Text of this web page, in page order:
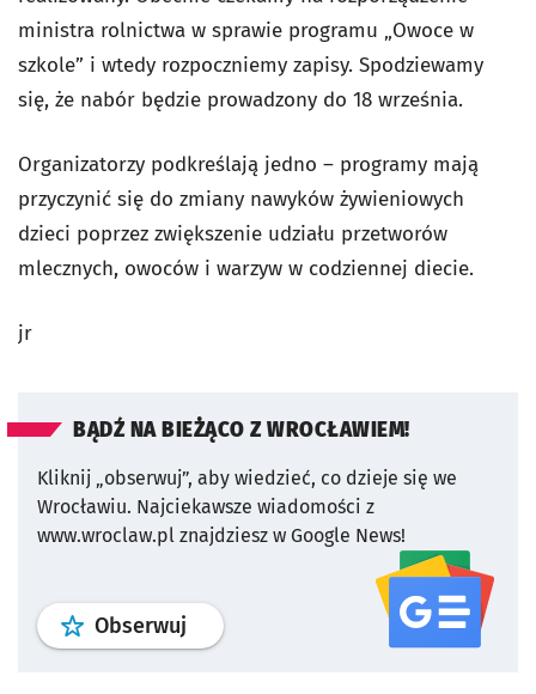
ministra rolnictwa w sprawie programu „Owoce w
szkole” i wtedy rozpoczniemy zapisy. Spodziewamy
się, że nabór będzie prowadzony do 18 września.
Organizatorzy podkreślają jedno – programy mają
przyczynić się do zmiany nawyków żywieniowych
dzieci poprzez zwiększenie udziału przetworów
mlecznych, owoców i warzyw w codziennej diecie.
jr
BĄDŹ NA BIEŻĄCO Z WROCŁAWIEM!
Kliknij „obserwuj”, aby wiedzieć, co dzieje się we
Wrocławiu. Najciekawsze wiadomości z
www.wroclaw.pl znajdziesz w Google News!
Obserwuj profil serwisu